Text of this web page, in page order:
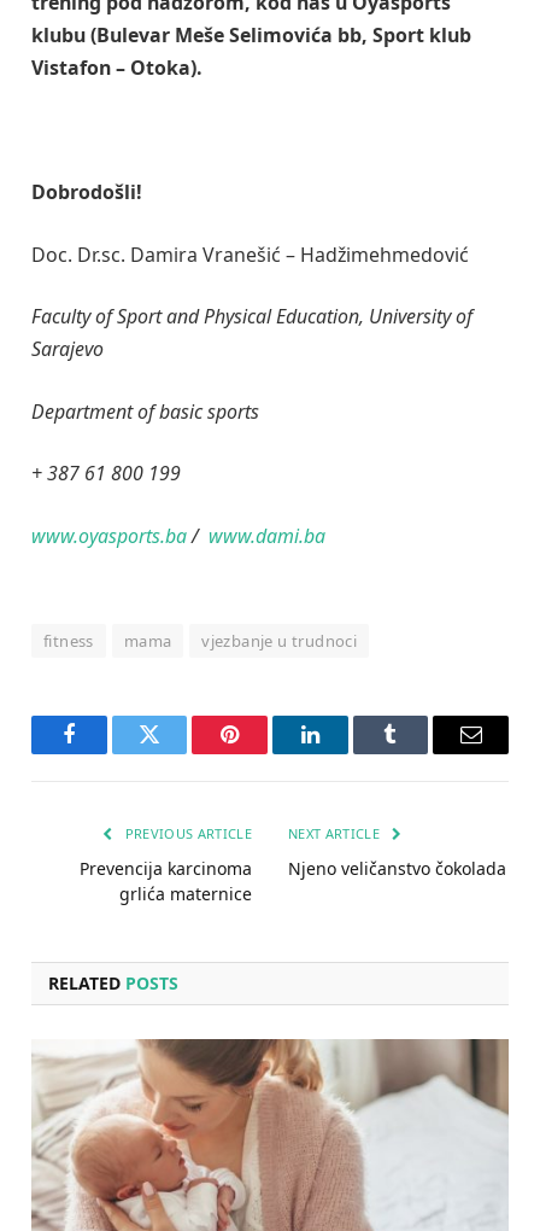
klubu (Bulevar Meše Selimovića bb, Sport klub
Vistafon – Otoka).
Dobrodošli!
Doc. Dr.sc. Damira Vranešić – Hadžimehmedović
Faculty of Sport and Physical Education, University of
Sarajevo
Department of basic sports
+ 387 61 800 199
www.oyasports.ba/ www.dami.ba
fitness mama vjezbanje u trudnoci
FacebookTwitter Pinterest LinkedInTumblr Email
PREVIOUS ARTICLE
Prevencija karcinoma
grlića maternice
NEXT ARTICLE
Njeno veličanstvo čokolada
RELATED POSTS